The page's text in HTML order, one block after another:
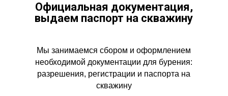
Официальная документация,
выдаем паспорт на скважину
Мы занимаемся сбором и оформлением
необходимой документации для бурения:
разрешения, регистрации и паспорта на
скважину